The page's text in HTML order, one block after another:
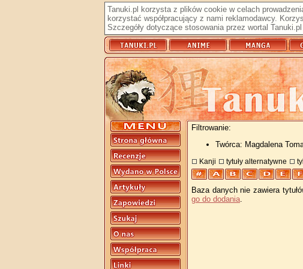
Tanuki.pl korzysta z plików cookie w celach
korzystać współpracujący z nami reklamodawcy.
Szczegóły dotyczące stosowania przez wortal
Filtrowanie:
Twórca: Magdalena
Kanji tytuły alternatywne
Baza danych nie zawiera
go do dodania.